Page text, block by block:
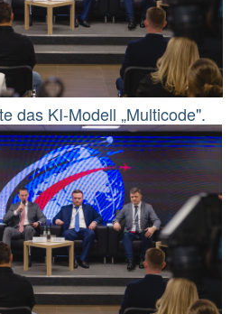
das KI-Modell „Multicode".